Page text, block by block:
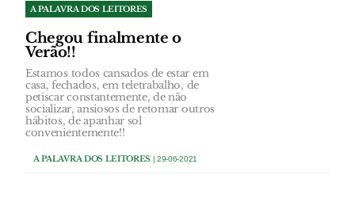
A PALAVRA DOS LEITORES
Chegou finalmente o
Verão!!
Estamos todos cansados de estar em
casa, fechados, em teletrabalho, de
petiscar constantemente, de não
socializar, ansiosos de retomar outros
hábitos, de apanhar sol
convenientemente!!
A PALAVRA DOS LEITORES | 29-06-2021